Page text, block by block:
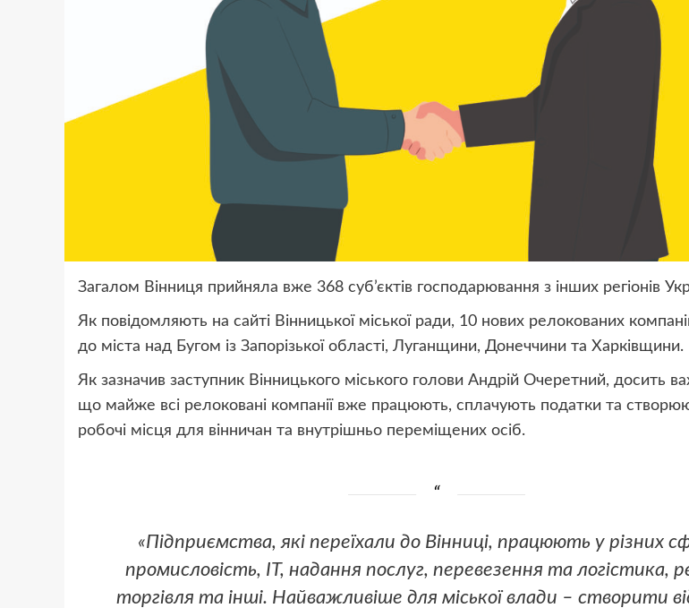
Загалом Вінниця прийняла вже 368 суб’єктів господарювання з інших регіонів
Як повідомляють на сайті Вінницької міської ради, 10 нових релокованих
до міста над Бугом із Запорізької області, Луганщини, Донеччини та Харківщини.
Як зазначив заступник Вінницького міського голови Андрій Очеретний, досить
що майже всі релоковані компанії вже працюють, сплачують податки та
робочі місця для вінничан та внутрішньо переміщених осіб.
«Підприємства, які переїхали до Вінниці, працюють у різних
промисловість, ІТ, надання послуг, перевезення та логістика,
торгівля та інші. Найважливіше для міської влади – створити